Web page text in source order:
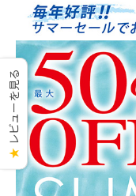
★
レビューを見る